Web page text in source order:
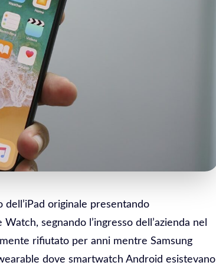
originale presentando
segnando l’ingresso dell’azienda nel
rifiutato per anni mentre Samsung
dove smartwatch Android esistevano